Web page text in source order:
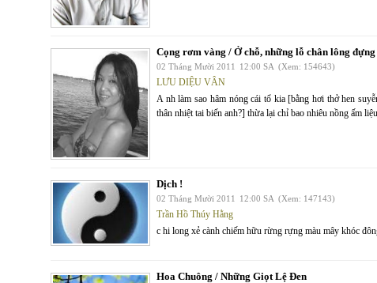
Cọng rơm vàng / Ở chỗ, những lỗ chân lông
02 Tháng Mười 2011 12:00 SA (Xem: 154643)
LƯU DIỆU VÂN
A nh làm sao hâm nóng cái tổ kia [bằng hơi thở hen
thân nhiệt tai biến anh?] thừa lại chỉ bao nhiêu nồng ấm
Dịch !
02 Tháng Mười 2011 12:00 SA (Xem: 147143)
Trần Hồ Thúy Hằng
c hi long xẻ cành chiếm hữu rừng rựng màu mây khóc
Hoa Chuông / Những Giọt Lệ Đen